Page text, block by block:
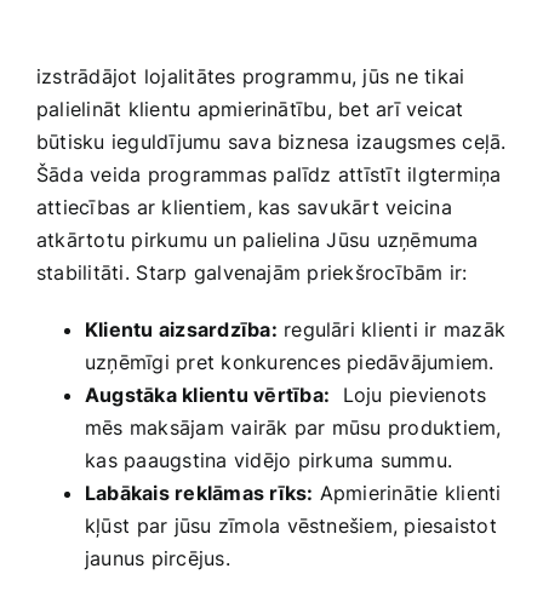
izstrādājot lojalitātes ​programmu, jūs ne tikai
palielināt klientu apmierinātību,​ bet arī veicat
būtisku ​ieguldījumu sava biznesa izaugsmes ceļā.
Šāda veida ‍programmas ​palīdz attīstīt ilgtermiņa
attiecības ar ‍klientiem, kas savukārt veicina
atkārtotu pirkumu un palielina Jūsu uzņēmuma
stabilitāti.⁣ Starp galvenajām priekšrocībām ir:
Klientu aizsardzība: regulāri klienti ir mazāk⁤
uzņēmīgi pret konkurences piedāvājumiem.
Augstāka klientu vērtība: ⁤ Loju pievienots
mēs maksājam ‌vairāk par mūsu produktiem,
⁢kas paaugstina vidējo ⁤pirkuma summu.
Labākais ​reklāmas rīks: Apmierinātie klienti
kļūst ⁢par jūsu zīmola vēstnešiem, piesaistot
jaunus pircējus.